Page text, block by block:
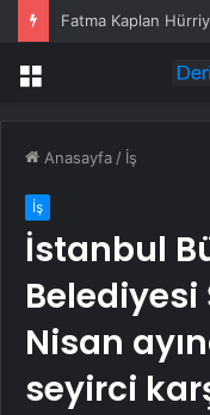
Fatma Kaplan
Menü
Anasayfa / İş
İş
İstanbul
Belediyesi
Nisan
seyirci